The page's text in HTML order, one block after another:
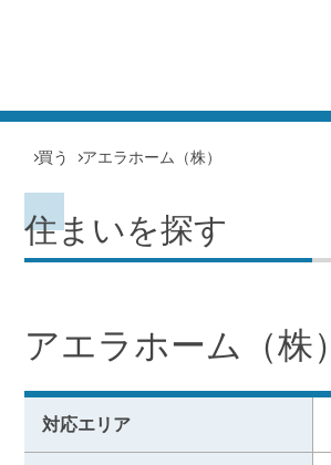
買う アエラホーム（株）
住まいを探す
アエラホーム（株）
対応エリア